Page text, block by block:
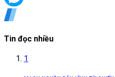
Tin đọc nhiều
1